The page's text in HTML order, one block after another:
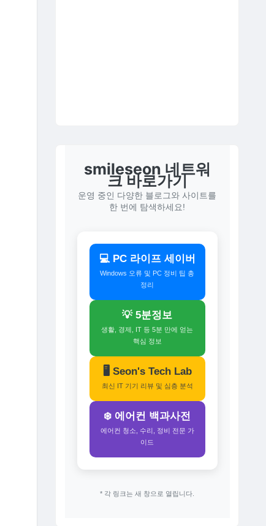
smileseon 네트워
크 바로가기
운영 중인 다양한 블로그와 사이트를
한 번에 탐색하세요!
💻 PC 라이프 세이버
Windows 오류 및 PC 정비 팁 총
정리
💡 5분정보
생활, 경제, IT 등 5분 만에 얻는
핵심 정보
🖥️ Seon's Tech Lab
최신 IT 기기 리뷰 및 심층 분석
❄️ 에어컨 백과사전
에어컨 청소, 수리, 정비 전문 가
이드
* 각 링크는 새 창으로 열립니다.